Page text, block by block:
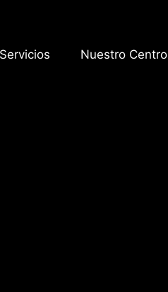
Servicios Nuestro Centro